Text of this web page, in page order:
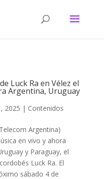
Luck Ra en Vélez el
Argentina, Uruguay
2025 | Contenidos
Argentina)
en vivo y ahora
y Paraguay, el
Luck Ra. El
sábado 4 de